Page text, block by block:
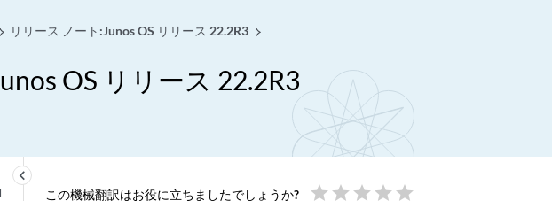
リリース ノート:Junos OS リリース 22.2R3
OS リリース 22.2R3
keyboard_arrow_left
この機械翻訳はお役に立ちましたでしょうか? star star star star star